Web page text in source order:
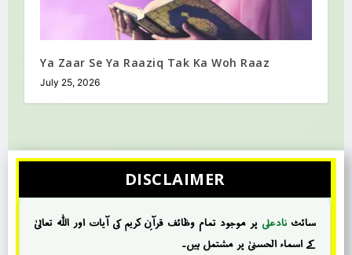
Ya Zaar Se Ya Raaziq Tak Ka Woh Raaz
July 25, 2026
DISCLAIMER
سائٹ نادعلی پر موجود تمام وظائف قرآنِ کریم کی آیات اور اللہ تعالیٰ
کے اسماء الحسنیٰ پر مشتمل ہیں۔